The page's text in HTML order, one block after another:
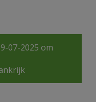
07-2025 om